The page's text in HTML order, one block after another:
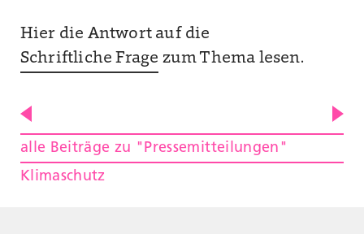
Hier die Antwort auf die
Schriftliche Frage zum Thema lesen.
alle Beiträge zu "Pressemitteilungen"
Klimaschutz